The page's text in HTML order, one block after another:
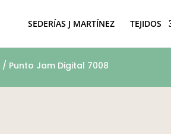
SEDERÍAS J MARTÍNEZ TEJIDOS
/ Punto Jam Digital 7008